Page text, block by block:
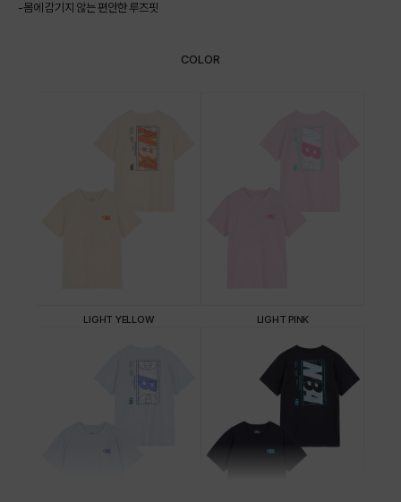
-몸에 감기지 않는 편안한 루즈핏
COLOR
LIGHT YELLOW LIGHT PINK